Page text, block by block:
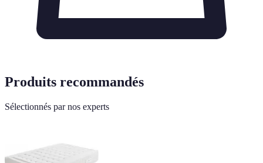
Produits recommandés
Sélectionnés par nos experts